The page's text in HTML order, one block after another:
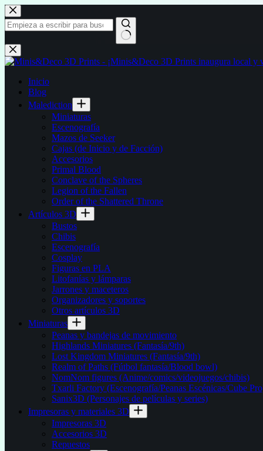
Saltar
al
contenido
Sin
resultados
Inicio
Blog
Malediction
Miniaturas
Escenografía
Mazos de Seeker
Cajas (de Inicio y de Facción)
Accesorios
Primal Blood
Conclave of the Spheres
Legion of the Fallen
Order of the Shattered Throne
Artículos 3D
Bustos
Chibis
Escenografía
Cosplay
Figuras en PLA
Litofanías y lámparas
Jarrones y maceteros
Organizadores y soportes
Otros artículos 3D
Miniaturas
Peanas y bandejas de movimiento
Highlands Miniatures (Fantasía/9th)
Lost Kingdom Miniatures (Fantasía/9th)
Realm of Paths (Fútbol fantasía/Blood bowl)
NomNom figures (Anime/comics/videojuegos/chibis)
Txarli Factory (Escenografía/Peanas Escénicas/Cube
Sanix3D (Personajes de películas y series)
Impresoras y materiales 3D
Impresoras 3D
Accesorios 3D
Repuestos